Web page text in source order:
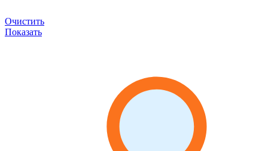
Очистить
Показать